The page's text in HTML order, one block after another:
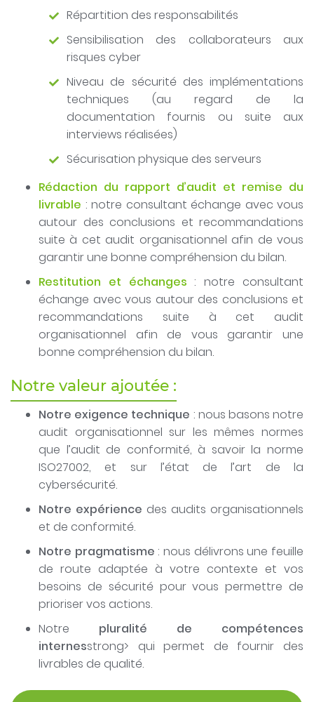
Répartition des responsabilités
Sensibilisation des collaborateurs aux
risques cyber
Niveau de sécurité des implémentations
techniques (au regard de la
documentation fournis ou suite aux
interviews réalisées)
Sécurisation physique des serveurs
Rédaction du rapport d’audit et remise du
livrable : notre consultant échange avec vous
autour des conclusions et recommandations
suite à cet audit organisationnel afin de vous
garantir une bonne compréhension du bilan.
Restitution et échanges : notre consultant
échange avec vous autour des conclusions et
recommandations suite à cet audit
organisationnel afin de vous garantir une
bonne compréhension du bilan.
Notre valeur ajoutée :
Notre exigence technique : nous basons notre
audit organisationnel sur les mêmes normes
que l’audit de conformité, à savoir la norme
ISO27002, et sur l’état de l’art de la
cybersécurité.
Notre expérience des audits organisationnels
et de conformité.
Notre pragmatisme : nous délivrons une feuille
de route adaptée à votre contexte et vos
besoins de sécurité pour vous permettre de
prioriser vos actions.
Notre pluralité de compétences
internesstrong> qui permet de fournir des
livrables de qualité.